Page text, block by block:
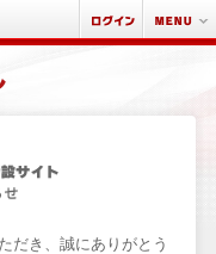
だき、誠にありがとう